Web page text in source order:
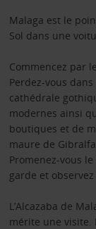
Malaga est le
Sol dans une
Commencez par
Perdez-vous
cathédrale
modernes ainsi
boutiques et de
maure de
Promenez-vous
garde et
L’Alcazaba de
mérite une visite.